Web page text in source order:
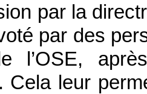
par la
par des
l’OSE,
Cela leur